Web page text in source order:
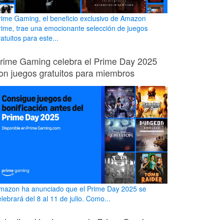
Gaming, el beneficio exclusivo de Amazon
trae una emocionante selección de juegos
para este...
Gaming celebra el Prime Day 2025
juegos gratuitos para miembros
ha anunciado que el Prime Day 2025 se
del 8 al 11 de julio. Como...